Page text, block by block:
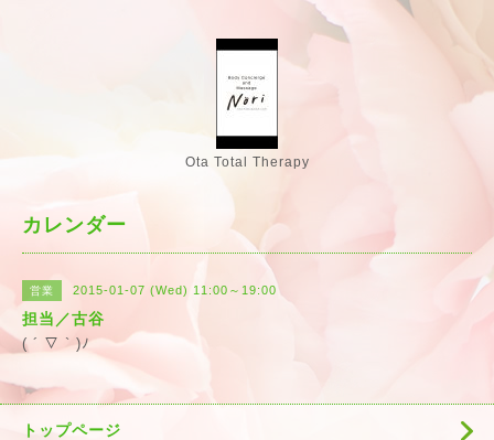
Ota Total Therapy
カレンダー
営業 2015-01-07 (Wed) 11:00～19:00
担当／古谷
( ´ ▽ ` )ﾉ
トップページ